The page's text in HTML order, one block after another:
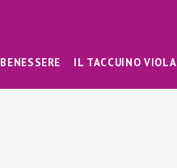
BENESSERE IL TACCUINO VIOLA